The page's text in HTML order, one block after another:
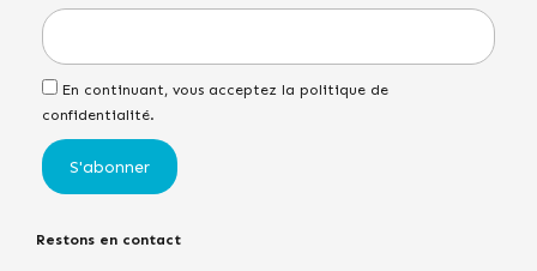
En continuant, vous acceptez la politique de
confidentialité.
Restons en contact